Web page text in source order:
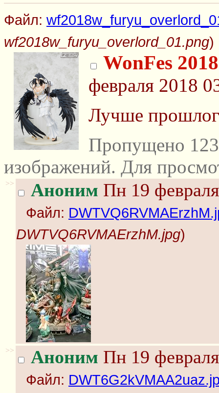
Файл:
wf2018w_furyu_overlord_01.png)
WonFes
февраля 2018
Лучше
Пропущено
изображений. Для
>> Аноним Пн 19
Файл:
DWTVQ6RVMAErzhM.jpg)
>> Аноним Пн 19
Файл: